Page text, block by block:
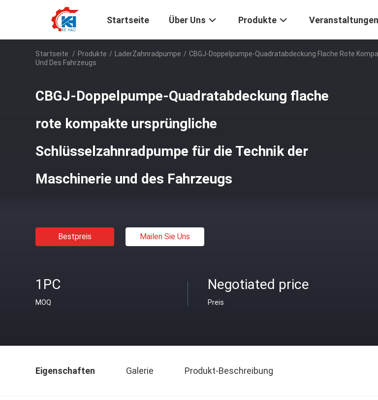
Startseite Über Uns Produkte Veranstaltungen
Startseite / Produkte / LaderZahnradpumpe / CBGJ-Doppelpumpe-Quadratabdeckung Flache Rote
Und Des Fahrzeugs
CBGJ-Doppelpumpe-Quadratabdeckung flache
rote kompakte ursprüngliche
Schlüsselzahnradpumpe für die Technik der
Maschinerie und des Fahrzeugs
Bestpreis Mailen Sie Uns
1PC
MOQ
Negotiated price
Preis
Eigenschaften Galerie Produkt-Beschreibung